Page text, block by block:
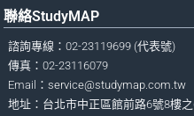
聯絡StudyMAP
諮詢專線：02-23119699 (代表號)
傳真：02-23116079
Email：service@studymap.com.tw
地址：台北市中正區館前路6號8樓